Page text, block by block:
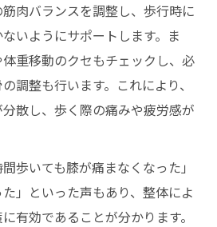
肉バランスを調整し、歩行時に
いようにサポートします。ま
重移動のクセもチェックし、必
調整も行います。これにより、
散し、歩く際の痛みや疲労感が
歩いても膝が痛まなくなった」
た」といった声もあり、整体によ
有効であることが分かります。